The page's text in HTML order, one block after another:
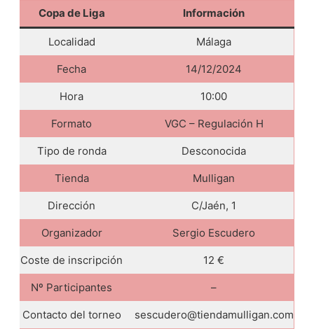
Copa de Liga Información
Localidad Málaga
Fecha 14/12/2024
Hora 10:00
Formato VGC – Regulación H
Tipo de ronda Desconocida
Tienda Mulligan
Dirección C/Jaén, 1
Organizador Sergio Escudero
Coste de inscripción 12 €
Nº Participantes –
Contacto del torneo sescudero@tiendamulligan.com